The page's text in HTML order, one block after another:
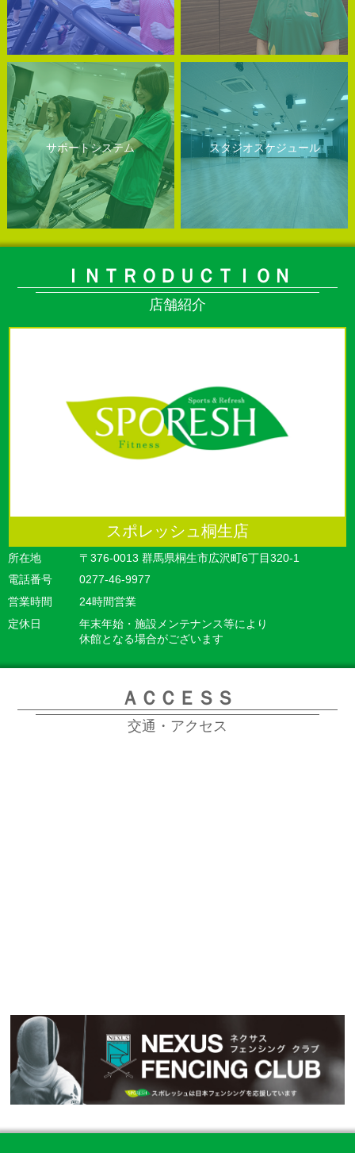
サポートシステム スタジオスケジュール
ＩＮＴＲＯＤＵＣＴＩＯＮ
店舗紹介
スポレッシュ桐生店
所在地
〒376-0013 群馬県桐生市広沢町6丁目320-1
電話番号
0277-46-9977
営業時間
24時間営業
定休日
年末年始・施設メンテナンス等により
休館となる場合がございます
ＡＣＣＥＳＳ
交通・アクセス